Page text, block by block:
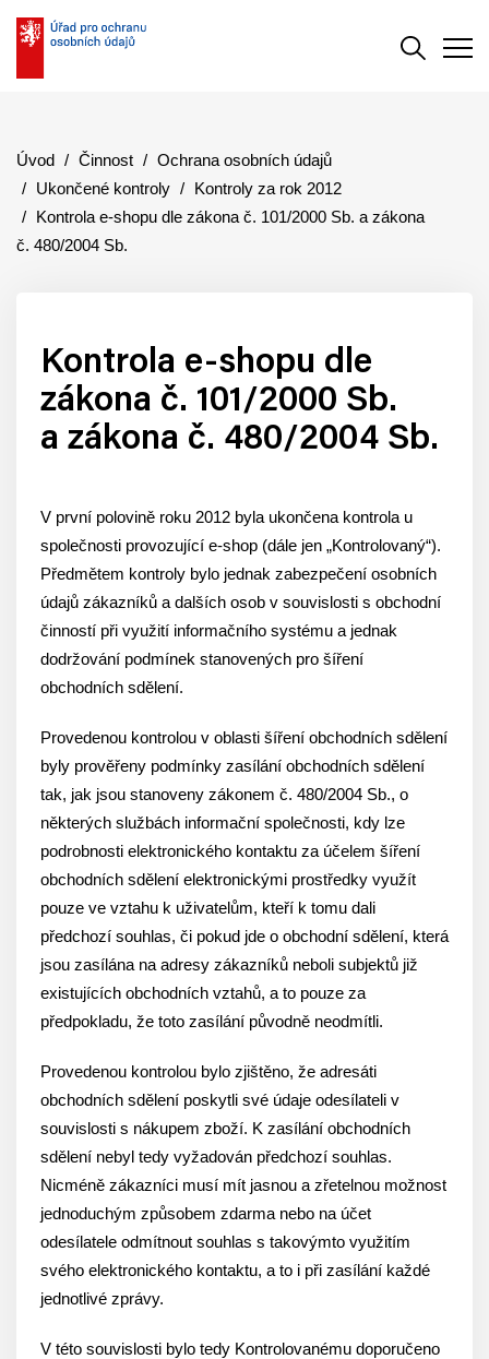
Úvod Činnost
Ochrana osobních údajů
Ukončené kontroly
Kontroly za rok 2012
Kontrola e-shopu dle zákona č. 101/2000 Sb. a zákona
č. 480/2004 Sb.
Kontrola e-shopu dle
zákona č. 101/2000 Sb.
a zákona č. 480/2004 Sb.
V první polovině roku 2012 byla ukončena kontrola u
společnosti provozující e-shop (dále jen „Kontrolovaný“).
Předmětem kontroly bylo jednak zabezpečení osobních
údajů zákazníků a dalších osob v souvislosti s obchodní
činností při využití informačního systému a jednak
dodržování podmínek stanovených pro šíření
obchodních sdělení.
Provedenou kontrolou v oblasti šíření obchodních sdělení
byly prověřeny podmínky zasílání obchodních sdělení
tak, jak jsou stanoveny zákonem č. 480/2004 Sb., o
některých službách informační společnosti, kdy lze
podrobnosti elektronického kontaktu za účelem šíření
obchodních sdělení elektronickými prostředky využít
pouze ve vztahu k uživatelům, kteří k tomu dali
předchozí souhlas, či pokud jde o obchodní sdělení, která
jsou zasílána na adresy zákazníků neboli subjektů již
existujících obchodních vztahů, a to pouze za
předpokladu, že toto zasílání původně neodmítli.
Provedenou kontrolou bylo zjištěno, že adresáti
obchodních sdělení poskytli své údaje odesílateli v
souvislosti s nákupem zboží. K zasílání obchodních
sdělení nebyl tedy vyžadován předchozí souhlas.
Nicméně zákazníci musí mít jasnou a zřetelnou možnost
jednoduchým způsobem zdarma nebo na účet
odesílatele odmítnout souhlas s takovýmto využitím
svého elektronického kontaktu, a to i při zasílání každé
jednotlivé zprávy.
V této souvislosti bylo tedy Kontrolovanému doporučeno